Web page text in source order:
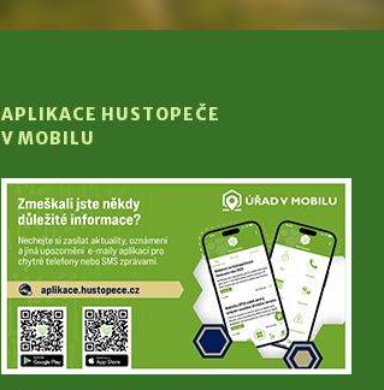
APLIKACE HUSTOPEČE
V MOBILU